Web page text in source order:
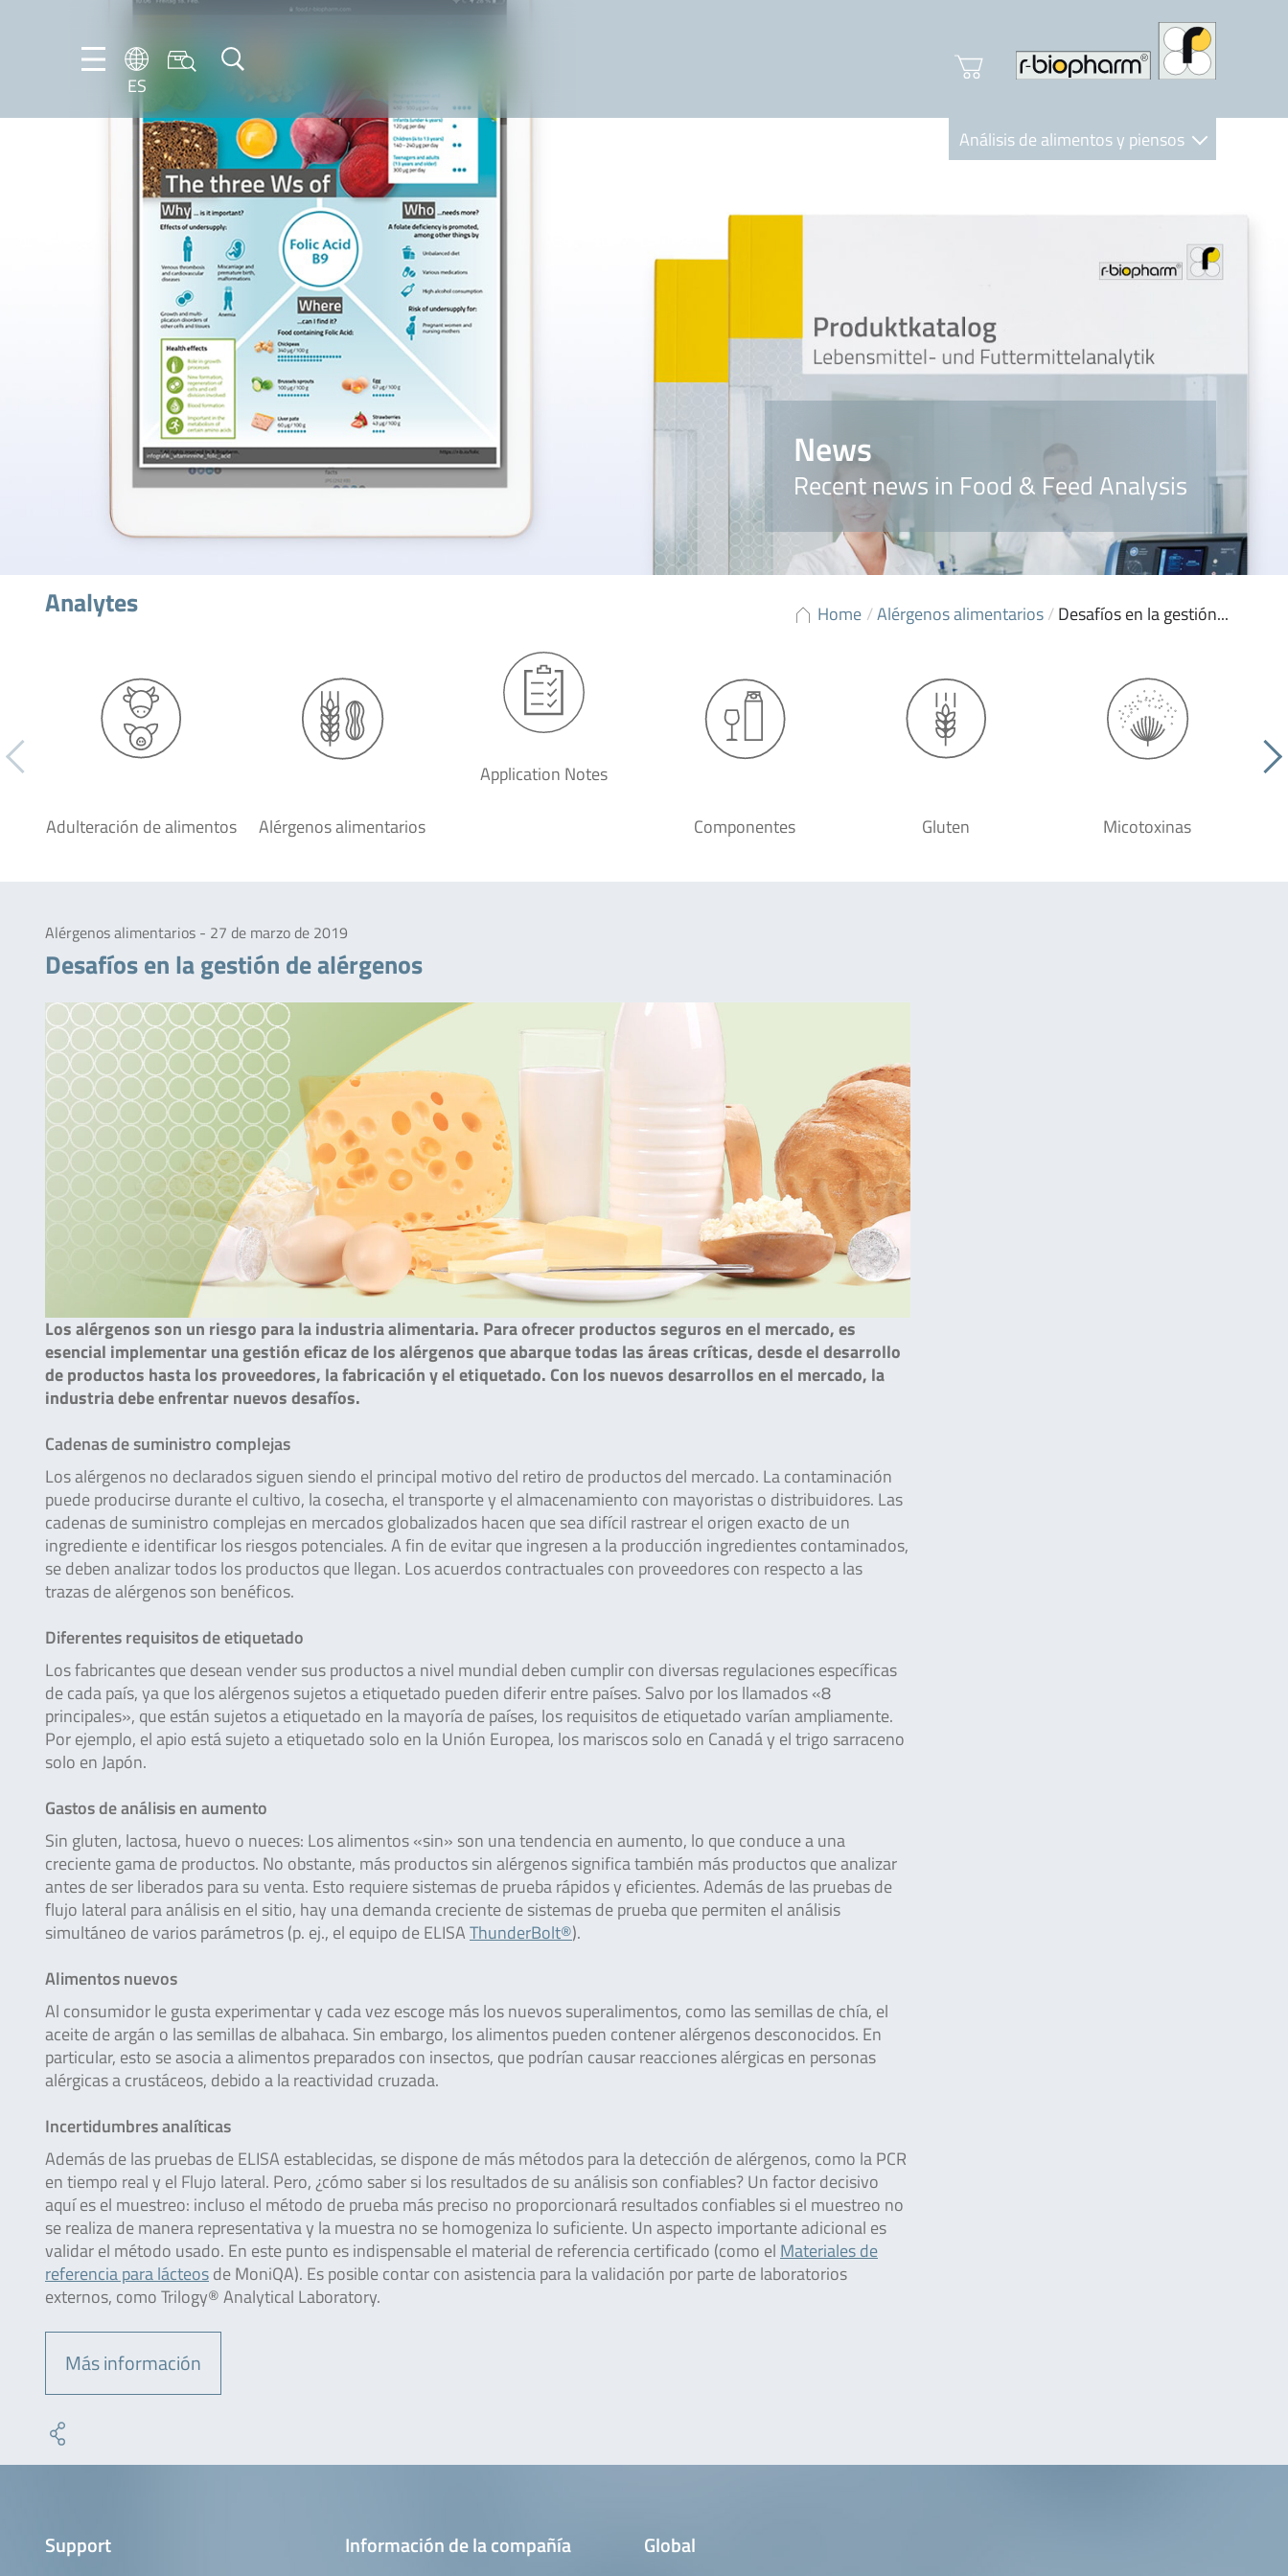
ES
DE
ES
EN
Análisis de alimentos y piensos
News
Recent news in Food & Feed Analysis
Home /Alérgenos alimentarios/Desafíos en la gestión...
Analytes
Adulteración de alimentos Alérgenos alimentarios
Application Notes
Componentes Gluten Micotoxinas
Alérgenos alimentarios - 27 de marzo de 2019
Desafíos en la gestión de alérgenos
Los alérgenos son un riesgo para la industria alimentaria. Para ofrecer productos seguros en el mercado, es
esencial implementar una gestión eficaz de los alérgenos que abarque todas las áreas críticas, desde el desarrollo
de productos hasta los proveedores, la fabricación y el etiquetado. Con los nuevos desarrollos en el mercado, la
industria debe enfrentar nuevos desafíos.
Cadenas de suministro complejas
Los alérgenos no declarados siguen siendo el principal motivo del retiro de productos del mercado. La contaminación
puede producirse durante el cultivo, la cosecha, el transporte y el almacenamiento con mayoristas o distribuidores. Las
cadenas de suministro complejas en mercados globalizados hacen que sea difícil rastrear el origen exacto de un
ingrediente e identificar los riesgos potenciales. A fin de evitar que ingresen a la producción ingredientes contaminados,
se deben analizar todos los productos que llegan. Los acuerdos contractuales con proveedores con respecto a las
trazas de alérgenos son benéficos.
Diferentes requisitos de etiquetado
Los fabricantes que desean vender sus productos a nivel mundial deben cumplir con diversas regulaciones específicas
de cada país, ya que los alérgenos sujetos a etiquetado pueden diferir entre países. Salvo por los llamados «8
principales», que están sujetos a etiquetado en la mayoría de países, los requisitos de etiquetado varían ampliamente.
Por ejemplo, el apio está sujeto a etiquetado solo en la Unión Europea, los mariscos solo en Canadá y el trigo sarraceno
solo en Japón.
Gastos de análisis en aumento
Sin gluten, lactosa, huevo o nueces: Los alimentos «sin» son una tendencia en aumento, lo que conduce a una
creciente gama de productos. No obstante, más productos sin alérgenos significa también más productos que analizar
antes de ser liberados para su venta. Esto requiere sistemas de prueba rápidos y eficientes. Además de las pruebas de
flujo lateral para análisis en el sitio, hay una demanda creciente de sistemas de prueba que permiten el análisis
simultáneo de varios parámetros (p. ej., el equipo de ELISAThunderBolt®).
Alimentos nuevos
Al consumidor le gusta experimentar y cada vez escoge más los nuevos superalimentos, como las semillas de chía, el
aceite de argán o las semillas de albahaca. Sin embargo, los alimentos pueden contener alérgenos desconocidos. En
particular, esto se asocia a alimentos preparados con insectos, que podrían causar reacciones alérgicas en personas
alérgicas a crustáceos, debido a la reactividad cruzada.
Incertidumbres analíticas
Además de las pruebas de ELISA establecidas, se dispone de más métodos para la detección de alérgenos, como la PCR
en tiempo real y el Flujo lateral. Pero, ¿cómo saber si los resultados de su análisis son confiables? Un factor decisivo
aquí es el muestreo: incluso el método de prueba más preciso no proporcionará resultados confiables si el muestreo no
se realiza de manera representativa y la muestra no se homogeniza lo suficiente. Un aspecto importante adicional es
validar el método usado. En este punto es indispensable el material de referencia certificado (como el Materiales de
referencia para lácteosde MoniQA). Es posible contar con asistencia para la validación por parte de laboratorios
externos, como Trilogy® Analytical Laboratory.
Más información
Support Información de la compañía Global